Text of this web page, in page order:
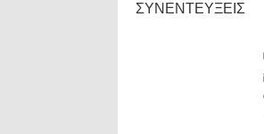
ΣΥΝΕΝΤΕΥΞΕΙΣ